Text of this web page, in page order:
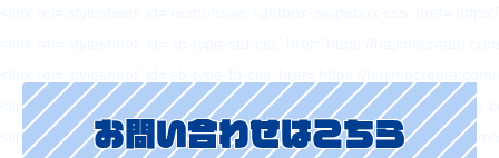
お問い合わせはこちら
<link rel='stylesheet' id='sb-type-fb-flat-css' href='https://
<link rel='stylesheet' id='sb-type-ln-css' href='https://